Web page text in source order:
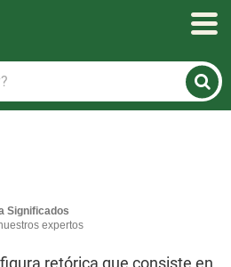
Significados
expertos
retórica que consiste en